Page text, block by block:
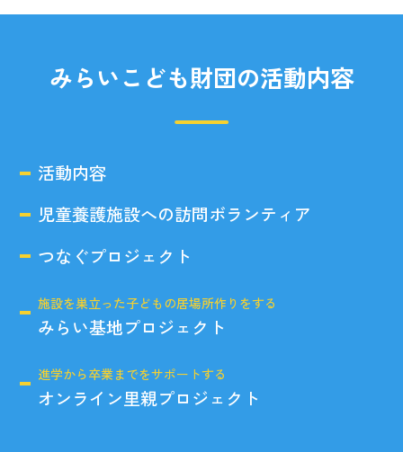
みらいこども財団の活動内容
活動内容
児童養護施設への訪問ボランティア
つなぐプロジェクト
施設を巣立った子どもの居場所作りをする
みらい基地プロジェクト
進学から卒業までをサポートする
オンライン里親プロジェクト